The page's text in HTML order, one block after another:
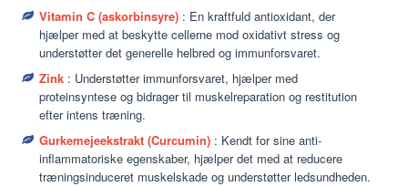
Vitamin C (askorbinsyre) : En kraftfuld antioxidant, der
hjælper med at beskytte cellerne mod oxidativt stress og
understøtter det generelle helbred og immunforsvaret.
Zink : Understøtter immunforsvaret, hjælper med
proteinsyntese og bidrager til muskelreparation og restitution
efter intens træning.
Gurkemejeekstrakt (Curcumin) : Kendt for sine anti-
inflammatoriske egenskaber, hjælper det med at reducere
træningsinduceret muskelskade og understøtter ledsundheden.